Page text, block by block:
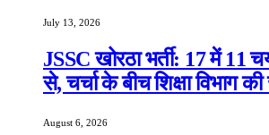
July 13, 2026
JSSC खोरठा भर्ती: 17 में 11
से, चर्चा के बीच शिक्षा विभाग की
August 6, 2026